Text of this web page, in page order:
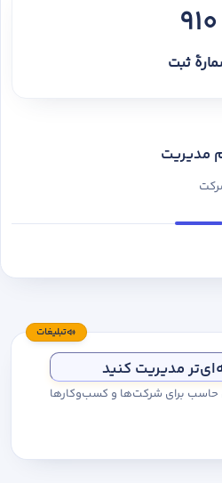
910
ثبت
مدیریت
تبلیغات
مدیریت کنید
حاسب برای شرکت‌ها و کسب‌وکارها